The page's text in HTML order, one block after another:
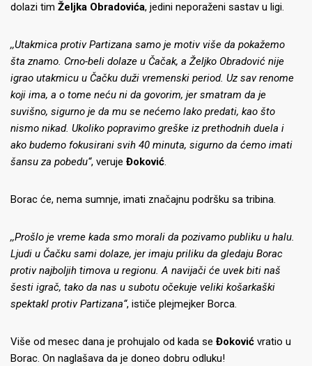
dolazi tim Željka Obradovića, jedini neporaženi sastav u ligi.
,,Utakmica protiv Partizana samo je motiv više da pokažemo
šta znamo. Crno-beli dolaze u Čačak, a Željko Obradović nije
igrao utakmicu u Čačku duži vremenski period. Uz sav renome
koji ima, a o tome neću ni da govorim, jer smatram da je
suvišno, sigurno je da mu se nećemo lako predati, kao što
nismo nikad. Ukoliko popravimo greške iz prethodnih duela i
ako budemo fokusirani svih 40 minuta, sigurno da ćemo imati
šansu za pobedu“, veruje Đoković.
Borac će, nema sumnje, imati značajnu podršku sa tribina.
,,Prošlo je vreme kada smo morali da pozivamo publiku u halu.
Ljudi u Čačku sami dolaze, jer imaju priliku da gledaju Borac
protiv najboljih timova u regionu. A navijači će uvek biti naš
šesti igrač, tako da nas u subotu očekuje veliki košarkaški
spektakl protiv Partizana“, ističe plejmejker Borca.
Više od mesec dana je prohujalo od kada se Đoković vratio u
Borac. On naglašava da je doneo dobru odluku!